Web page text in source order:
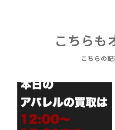
こちらも